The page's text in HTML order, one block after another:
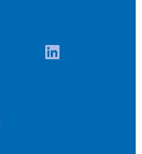
LinkedIn